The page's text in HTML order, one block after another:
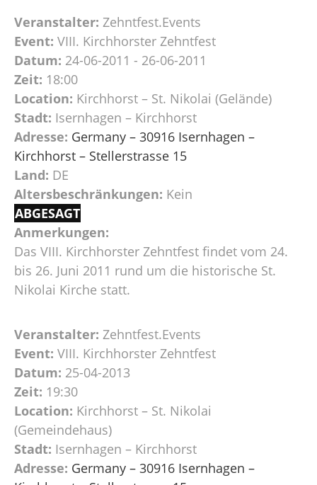
Veranstalter: Zehntfest.Events
Event: VIII. Kirchhorster Zehntfest
Datum: 24-06-2011 - 26-06-2011
Zeit: 18:00
Location: Kirchhorst – St. Nikolai (Gelände)
Stadt: Isernhagen – Kirchhorst
Adresse: Germany – 30916 Isernhagen –
Kirchhorst – Stellerstrasse 15
Land: DE
Altersbeschränkungen: Kein
ABGESAGT
Anmerkungen:
Das VIII. Kirchhorster Zehntfest findet vom 24.
bis 26. Juni 2011 rund um die historische St.
Nikolai Kirche statt.
Veranstalter: Zehntfest.Events
Event: VIII. Kirchhorster Zehntfest
Datum: 25-04-2013
Zeit: 19:30
Location: Kirchhorst – St. Nikolai
(Gemeindehaus)
Stadt: Isernhagen – Kirchhorst
Adresse: Germany – 30916 Isernhagen –